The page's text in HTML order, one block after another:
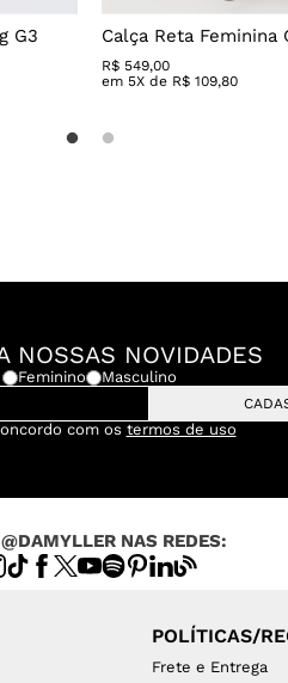
G3
Calça Reta Feminina
R$ 549,00
em 5X de R$ 109,80
NOSSAS NOVIDADES
Feminino Masculino
com os termos de uso
NAS REDES:
POLÍTICAS/
Frete e Entrega